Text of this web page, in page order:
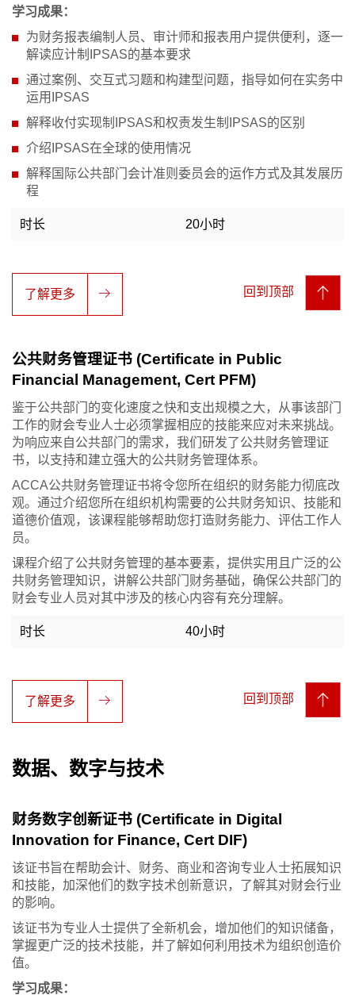
学习成果：
为财务报表编制人员、审计师和报表用户提供便利，逐一
解读应计制IPSAS的基本要求
通过案例、交互式习题和构建型问题，指导如何在实务中
运用IPSAS
解释收付实现制IPSAS和权责发生制IPSAS的区别
介绍IPSAS在全球的使用情况
解释国际公共部门会计准则委员会的运作方式及其发展历
程
时长 20小时
了解更多 回到顶部
公共财务管理证书 (Certificate in Public
Financial Management, Cert PFM)
鉴于公共部门的变化速度之快和支出规模之大，从事该部门
工作的财会专业人士必须掌握相应的技能来应对未来挑战。
为响应来自公共部门的需求，我们研发了公共财务管理证
书，以支持和建立强大的公共财务管理体系。
ACCA公共财务管理证书将令您所在组织的财务能力彻底改
观。通过介绍您所在组织机构需要的公共财务知识、技能和
道德价值观，该课程能够帮助您打造财务能力、评估工作人
员。
课程介绍了公共财务管理的基本要素，提供实用且广泛的公
共财务管理知识，讲解公共部门财务基础，确保公共部门的
财会专业人员对其中涉及的核心内容有充分理解。
时长 40小时
了解更多 回到顶部
数据、数字与技术
财务数字创新证书 (Certificate in Digital
Innovation for Finance, Cert DIF)
该证书旨在帮助会计、财务、商业和咨询专业人士拓展知识
和技能，加深他们的数字技术创新意识，了解其对财会行业
的影响。
该证书为专业人士提供了全新机会，增加他们的知识储备，
掌握更广泛的技术技能，并了解如何利用技术为组织创造价
值。
学习成果：